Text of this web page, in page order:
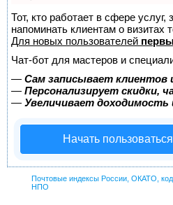
Тот, кто работает в сфере
напоминать клиентам о
Для новых пользователей
Чат-бот для мастеров и
— Сам записывает клиентов
— Персонализирует скидки,
— Увеличивает
Начать
Почтовые индексы России, ОКАТО,
НПО